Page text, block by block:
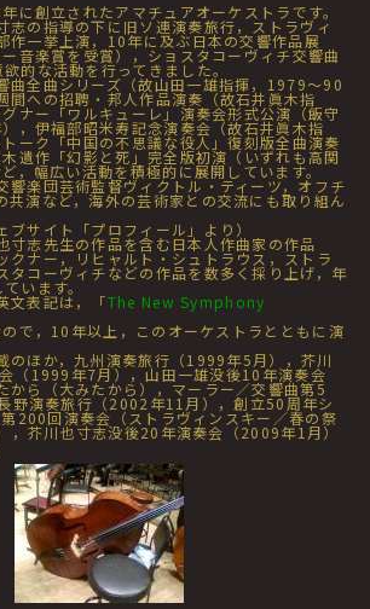
に創立されたアマチュアオーケストラです。
志の指導の下に旧ソ連演奏旅行，ストラヴィ
作一挙上演，10年に及ぶ日本の交響作品展
音楽賞を受賞），ショスタコーヴィチ交響曲
的な活動を行ってきました。
曲全曲シリーズ（故山田一雄指揮，1979～90
間への招聘・邦人作品演奏（故石井眞木指
ナー「ワルキューレ」演奏会形式公演（飯守
，伊福部昭米寿記念演奏会（故石井眞木指
ーク「中国の不思議な役人」復刻版全曲演奏
遺作「幻影と死」完全版初演（いずれも高関
，幅広い活動を積極的に展開しています。
響楽団芸術監督ヴィクトル・ティーツ，オフチ
共演など，海外の芸術家との交流にも取り組ん
ブサイト「プロフィール」より）
寸志先生の作品を含む日本人作曲家の作品
クナー，リヒャルト・シュトラウス，ストラ
タコーヴィチなどの作品を数多く採り上げ，年
います。
文表記は，「The New Symphony
で，10年以上，このオーケストラとともに演
のほか，九州演奏旅行（1999年5月），芥川
（1999年7月），山田一雄没後10年演奏会
から（大みたから），マーラー／交響曲第5
野演奏旅行（2002年11月），創立50周年シ
200回演奏会（ストラヴィンスキー／春の祭
，芥川也寸志没後20年演奏会（2009年1月）